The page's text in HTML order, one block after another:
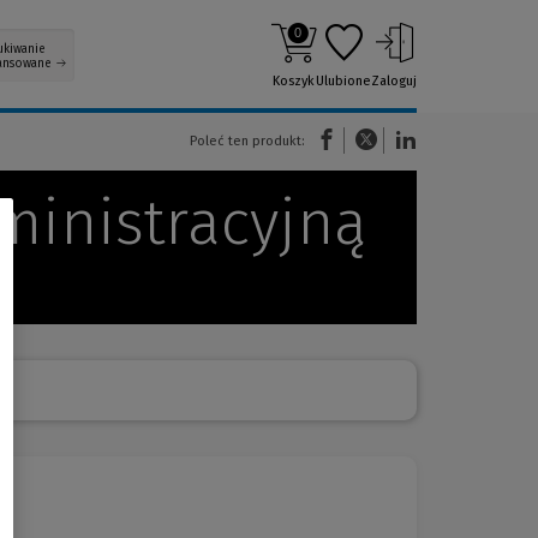
0
KoszykUlubioneZaloguj
Poleć ten produkt:
(Nowe okno)(Link do innej strony)